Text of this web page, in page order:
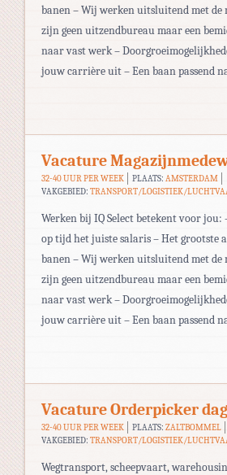
banen – Wij werken uitsluitend met de
zijn geen uitzendbureau maar een
naar vast werk –
jouw carrière uit – Een baan passend
Vacature
32-40 UUR PER WEEK PLAATS: AMSTERDAM
VAKGEBIED: TRANSPORT/LOGISTIEK/
Werken bij IQ Select betekent voor
op tijd het juiste salaris – Het grootste
banen – Wij werken uitsluitend met de
zijn geen uitzendbureau maar een
naar vast werk –
jouw carrière uit – Een baan passend
Vacature Orderpicker
32-40 UUR PER WEEK PLAATS: ZALTBOMMEL
VAKGEBIED: TRANSPORT/LOGISTIEK/
Wegtransport, scheepvaart,